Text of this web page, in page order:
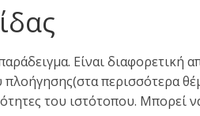
Είναι διαφορετική
πλοήγησης(στα περισσότερα
του ιστότοπου. Μπορεί